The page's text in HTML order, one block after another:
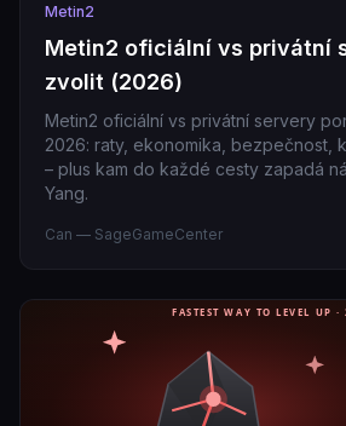
Metin2
Metin2 oficiální vs privátní
zvolit (2026)
Metin2 oficiální vs privátní servery
2026: raty, ekonomika, bezpečnost,
– plus kam do každé cesty zapadá
Yang.
Can — SageGameCenter